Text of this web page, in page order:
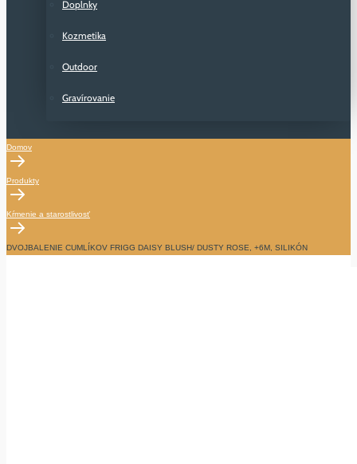
Doplnky
Kozmetika
Outdoor
Gravírovanie
Domov
Produkty
Kŕmenie a starostlivosť
DVOJBALENIE CUMLÍKOV FRIGG DAISY BLUSH/ DUSTY ROSE, +6M, SILIKÓN